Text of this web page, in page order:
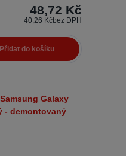
48,72 Kč
40,26 Kčbez DPH
Přidat do košíku